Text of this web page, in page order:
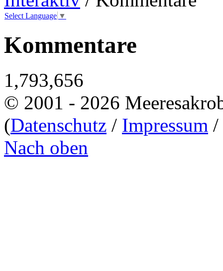
Select Language ▼
Kommentare
1,793,656
© 2001 - 2026
(Datenschutz / Impressum /
Nach oben